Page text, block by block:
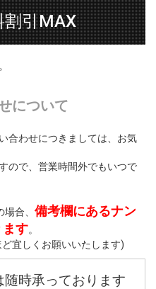
割引MAX
について
合わせにつきましては、お気
ので、営業時間外でもいつで
合、 備考欄にあるナン
す。
宜しくお願いいたします)
時承っております